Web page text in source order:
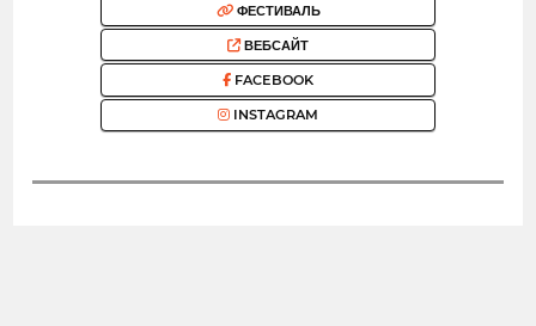
ФЕСТИВАЛЬ
ВЕБСАЙТ
FACEBOOK
INSTAGRAM